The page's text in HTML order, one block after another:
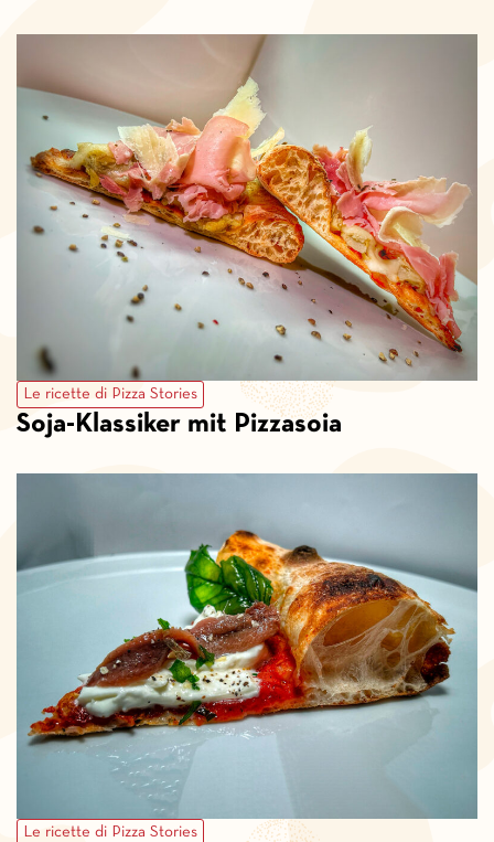
Le ricette di Pizza Stories
Soja-Klassiker mit Pizzasoia
Le ricette di Pizza Stories